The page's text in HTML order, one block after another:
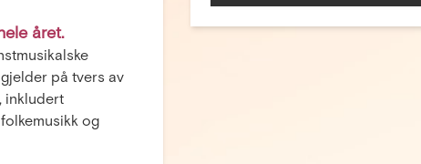
året.
på tvers av
inkludert
og